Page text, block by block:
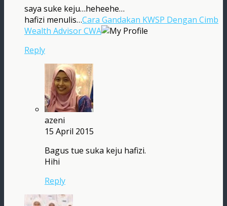
saya suke keju…heheehe…
hafizi menulis…Cara Gandakan KWSP Dengan Cimb
Wealth Advisor CWA
Reply
azeni
15 April 2015
Bagus tue suka keju hafizi.
Hihi
Reply